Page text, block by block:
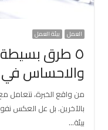
العمل بيئة العمل
٥ طرق
والاحساس
من واقع الخبرة،
بالآخرين. بل عل العكس
بيئة…